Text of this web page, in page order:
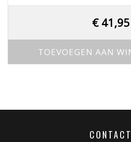
€41,95
TOEVOEGEN AAN
CONTACT